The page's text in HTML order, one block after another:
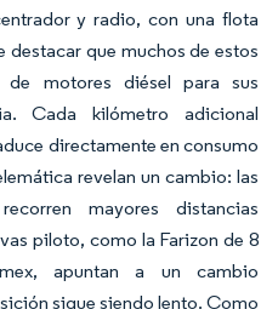
y radio, con una flota
que muchos de estos
de motores diésel para sus
Cada kilómetro adicional
directamente en consumo
revelan un cambio: las
mayores distancias
piloto, como la Farizon de 8
apuntan a un cambio
sigue siendo lento. Como